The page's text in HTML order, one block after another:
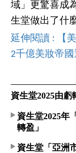
域」更驚喜成
生堂做出了什
延伸閱讀 : 【
2千億美妝帝
資生堂2025由
資生堂2025年
轉盈」
資生堂「亞洲